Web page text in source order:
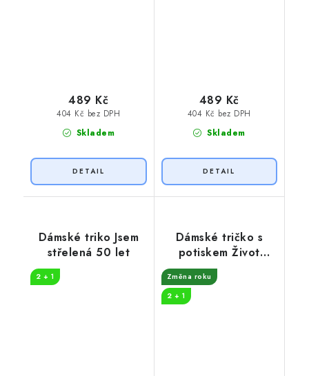
Skladem
404 Kč bez DPH
489 Kč
Skladem
404 Kč bez DPH
489 Kč
Dámské triko Jsem
střelená 50 let
2 + 1
Dámské tričko s
potiskem Život
začíná v 50
Změna roku
2 + 1